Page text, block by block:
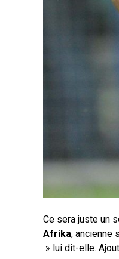
Ce sera juste un
Afrika, ancienne
» lui dit-elle.